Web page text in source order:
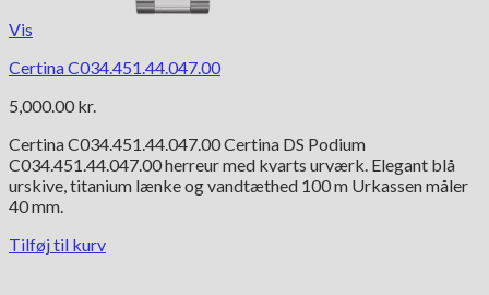
Vis
Certina C034.451.44.047.00
5,000.00 kr.
Certina C034.451.44.047.00 Certina DS Podium
C034.451.44.047.00 herreur med kvarts urværk. Elegant blå
urskive, titanium lænke og vand­tæthed 100 m Urkassen måler
40 mm.
Tilføj til kurv